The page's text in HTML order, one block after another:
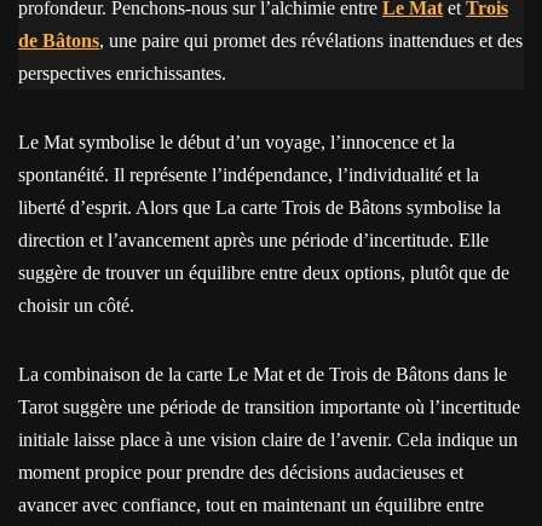
profondeur. Penchons-nous sur l’alchimie entre Le Mat et Trois
de Bâtons, une paire qui promet des révélations inattendues et des
perspectives enrichissantes.
Le Mat symbolise le début d’un voyage, l’innocence et la
spontanéité. Il représente l’indépendance, l’individualité et la
liberté d’esprit. Alors que La carte Trois de Bâtons symbolise la
direction et l’avancement après une période d’incertitude. Elle
suggère de trouver un équilibre entre deux options, plutôt que de
choisir un côté.
La combinaison de la carte Le Mat et de Trois de Bâtons dans le
Tarot suggère une période de transition importante où l’incertitude
initiale laisse place à une vision claire de l’avenir. Cela indique un
moment propice pour prendre des décisions audacieuses et
avancer avec confiance, tout en maintenant un équilibre entre